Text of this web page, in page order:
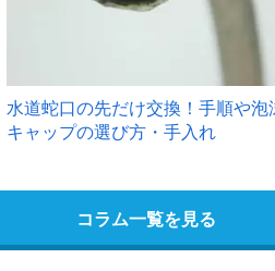
水道蛇口の先だけ交換！手順や泡
キャップの選び方・手入れ
コラム一覧を見る